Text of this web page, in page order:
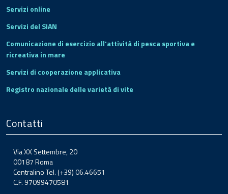
Servizi online
Servizi del SIAN
Comunicazione di esercizio all'attività di pesca sportiva e
ricreativa in mare
Servizi di cooperazione applicativa
Registro nazionale delle varietà di vite
Contatti
Via XX Settembre, 20
00187 Roma
Centralino Tel. (+39) 06.46651
C.F. 97099470581